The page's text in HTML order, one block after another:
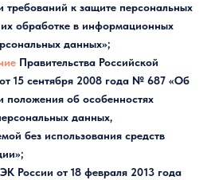
требований к защите персональных
обработке в информационных
данных»;
Правительства Российской
15 сентября 2008 года № 687 «Об
положения об особенностях
данных,
без использования средств
России от 18 февраля 2013 года